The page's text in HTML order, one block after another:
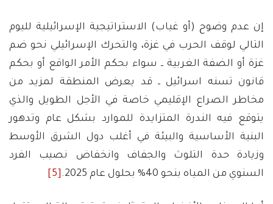
إن عدم وضوح (أو غياب) الاستراتيجية الإسرائيلية لليوم
التالي لوقف الحرب في غزة، والتحرك الإسرائيلي نحو ضم
غزة أو الضفة الغربية ــ سواء بحكم الأمر الواقع أو بحكم
قانون تسنه اسرائيل ــ قد يعرض المنطقة لمزيد من
مخاطر الصراع الإقليمي خاصة في الأجل الطويل والذي
يتوقع فيه الندرة المتزايدة للموارد بشكل عام وتدهور
البنية الأساسية والبيئة في أغلب دول الشرق الأوسط
وزيادة حدة التلوث والجفاف وانخفاض ​​نصيب الفرد
السنوي من المياه بنحو 40% بحلول عام 2025.